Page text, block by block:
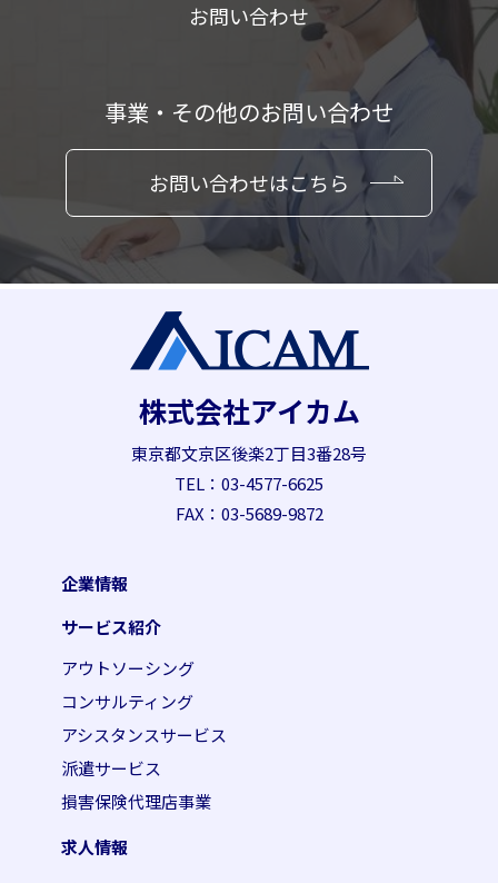
お問い合わせ
事業・その他のお問い合わせ
お問い合わせはこちら
株式会社アイカム
東京都文京区後楽2丁目3番28号
TEL：03-4577-6625
FAX：03-5689-9872
企業情報
サービス紹介
アウトソーシング
コンサルティング
アシスタンスサービス
派遣サービス
損害保険代理店事業
求人情報